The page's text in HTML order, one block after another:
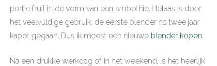
portie fruit in de vorm van een smoothie. Helaas is door
het veelvuldige gebruik, de eerste blender na twee jaar
kapot gegaan. Dus ik moest een nieuwe blender kopen.
Na een drukke werkdag of in het weekend, is het heerlijk